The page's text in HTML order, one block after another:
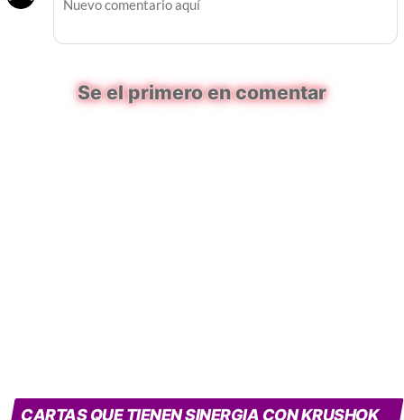
Se el primero en comentar
CARTAS QUE TIENEN SINERGIA CON KRUSHOK